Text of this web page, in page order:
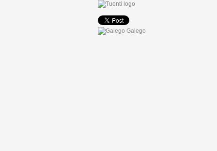
Galego